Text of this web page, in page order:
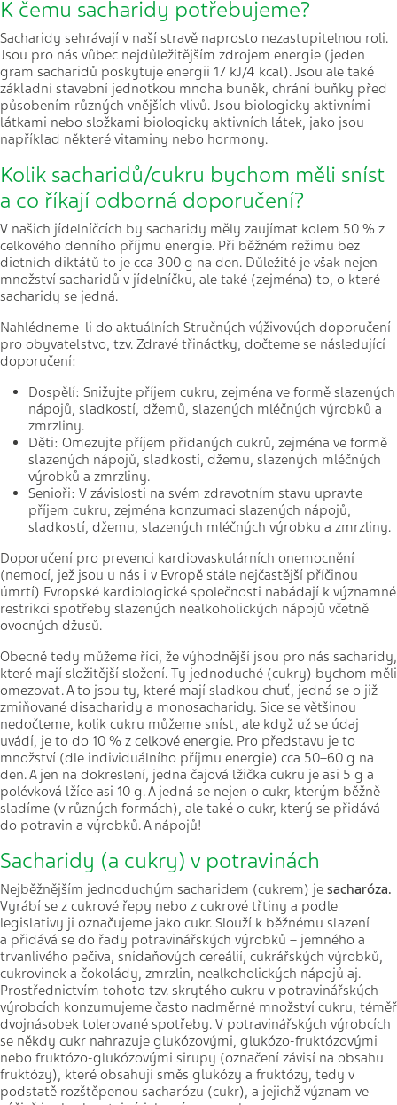
K čemu sacharidy potřebujeme?
Sacharidy sehrávají v naší stravě naprosto nezastupitelnou roli.
Jsou pro nás vůbec nejdůležitějším zdrojem energie (jeden
gram sacharidů poskytuje energii 17 kJ/4 kcal). Jsou ale také
základní stavební jednotkou mnoha buněk, chrání buňky před
působením různých vnějších vlivů. Jsou biologicky aktivními
látkami nebo složkami biologicky aktivních látek, jako jsou
například některé vitaminy nebo hormony.
Kolik sacharidů/cukru bychom měli sníst
a co říkají odborná doporučení?
V našich jídelníčcích by sacharidy měly zaujímat kolem 50 % z
celkového denního příjmu energie. Při běžném režimu bez
dietních diktátů to je cca 300 g na den. Důležité je však nejen
množství sacharidů v jídelníčku, ale také (zejména) to, o které
sacharidy se jedná.
Nahlédneme-li do aktuálních Stručných výživových doporučení
pro obyvatelstvo, tzv. Zdravé třináctky, dočteme se následující
doporučení:
Dospělí: Snižujte příjem cukru, zejména ve formě slazených
nápojů, sladkostí, džemů, slazených mléčných výrobků a
zmrzliny.
Děti: Omezujte příjem přidaných cukrů, zejména ve formě
slazených nápojů, sladkostí, džemu, slazených mléčných
výrobků a zmrzliny.
Senioři: V závislosti na svém zdravotním stavu upravte
příjem cukru, zejména konzumaci slazených nápojů,
sladkostí, džemu, slazených mléčných výrobku a zmrzliny.
Doporučení pro prevenci kardiovaskulárních onemocnění
(nemocí, jež jsou u nás i v Evropě stále nejčastější příčinou
úmrtí) Evropské kardiologické společnosti nabádají k významné
restrikci spotřeby slazených nealkoholických nápojů včetně
ovocných džusů.
Obecně tedy můžeme říci, že výhodnější jsou pro nás sacharidy,
které mají složitější složení. Ty jednoduché (cukry) bychom měli
omezovat. A to jsou ty, které mají sladkou chuť, jedná se o již
zmiňované disacharidy a monosacharidy. Sice se většinou
nedočteme, kolik cukru můžeme sníst, ale když už se údaj
uvádí, je to do 10 % z celkové energie. Pro představu je to
množství (dle individuálního příjmu energie) cca 50–60 g na
den. A jen na dokreslení, jedna čajová lžička cukru je asi 5 g a
polévková lžíce asi 10 g. A jedná se nejen o cukr, kterým běžně
sladíme (v různých formách), ale také o cukr, který se přidává
do potravin a výrobků. A nápojů!
Sacharidy (a cukry) v potravinách
Nejběžnějším jednoduchým sacharidem (cukrem) je sacharóza.
Vyrábí se z cukrové řepy nebo z cukrové třtiny a podle
legislativy ji označujeme jako cukr. Slouží k běžnému slazení
a přidává se do řady potravinářských výrobků – jemného a
trvanlivého pečiva, snídaňových cereálií, cukrářských výrobků,
cukrovinek a čokolády, zmrzlin, nealkoholických nápojů aj.
Prostřednictvím tohoto tzv. skrytého cukru v potravinářských
výrobcích konzumujeme často nadměrné množství cukru, téměř
dvojnásobek tolerované spotřeby. V potravinářských výrobcích
se někdy cukr nahrazuje glukózovými, glukózo-fruktózovými
nebo fruktózo-glukózovými sirupy (označení závisí na obsahu
fruktózy), které obsahují směs glukózy a fruktózy, tedy v
podstatě rozštěpenou sacharózu (cukr), a jejichž význam ve